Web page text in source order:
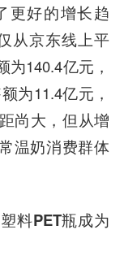
更好的增长趋
从京东线上平
140.4亿元，
为11.4亿元，
尚大，但从增
温奶消费群体
料PET瓶成为